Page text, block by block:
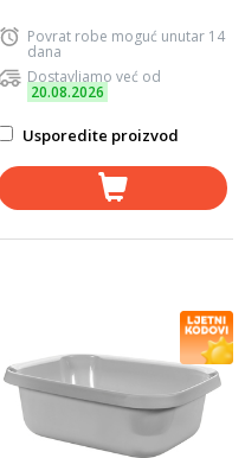
Povrat robe moguć unutar 14
dana
Dostavljamo već od
20.08.2026
Usporedite proizvod